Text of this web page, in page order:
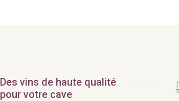
Des vins de haute qualité
pour votre cave